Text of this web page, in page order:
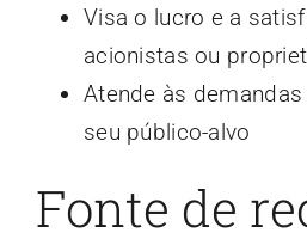
Visa o lucro e a
acionistas ou
Atende às
seu público-alvo
Fonte de